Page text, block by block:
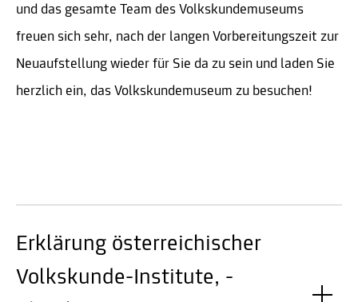
und das gesamte Team des Volkskundemuseums
freuen sich sehr, nach der langen Vorbereitungszeit zur
Neuaufstellung wieder für Sie da zu sein und laden Sie
herzlich ein, das Volkskundemuseum zu besuchen!
Erklärung österreichischer
Volkskunde-Institute, -